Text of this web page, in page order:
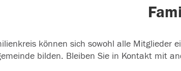
können sich sowohl alle Mitglieder
bilden. Bleiben Sie in Kontakt mit